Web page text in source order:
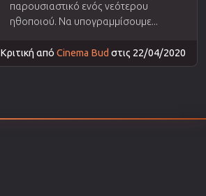
παρουσιαστικό ενός νεότερου
ηθοποιού. Να υπογραμμίσουμε...
Κριτική από Cinema Bud στις 22/04/2020